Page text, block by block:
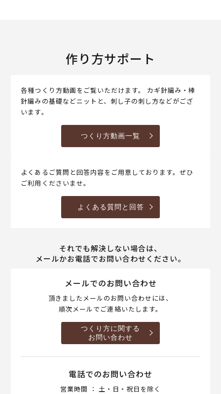
作り方サポート
各種つくり方動画をご覧いただけます。 カギ針編み・棒
針編みの基礎などニットと、刺し子の刺し方などがござ
います。
つくり方動画一覧
よくあるご質問と回答内容をご用意しております。ぜひ
ご利用くださいませ。
よくある質問と回答
それでも解決しない場合は、
メールかお電話でお問い合わせください。
メールでのお問い合わせ
頂きましたメールのお問い合わせには、
順次メールでご連絡いたします。
つくり方に関する
お問い合わせ
電話でのお問い合わせ
営業時間 ： 土・日・祝日を除く